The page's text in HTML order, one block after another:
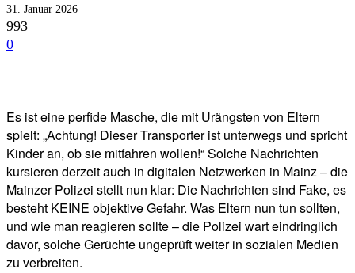
31. Januar 2026
993
0
Es ist eine perfide Masche, die mit Urängsten von Eltern
spielt: „Achtung! Dieser Transporter ist unterwegs und spricht
Kinder an, ob sie mitfahren wollen!“ Solche Nachrichten
kursieren derzeit auch in digitalen Netzwerken in Mainz – die
Mainzer Polizei stellt nun klar: Die Nachrichten sind Fake, es
besteht KEINE objektive Gefahr. Was Eltern nun tun sollten,
und wie man reagieren sollte – die Polizei wart eindringlich
davor, solche Gerüchte ungeprüft weiter in sozialen Medien
zu verbreiten.